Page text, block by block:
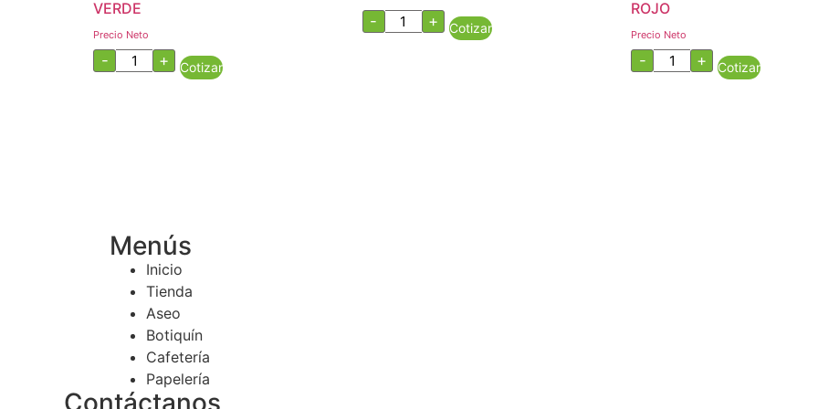
VERDE
Precio Neto
- MARCADOR
PERMANENTE
+ Cotizar
- CORRECTOR
LAPIZ
GENERICO
+ Cotizar
ROJO
Precio Neto
- MARCADOR
PERMANENTE
+ Cotizar
Menús
Inicio
Tienda
Aseo
Botiquín
Cafetería
Papelería
Contáctanos